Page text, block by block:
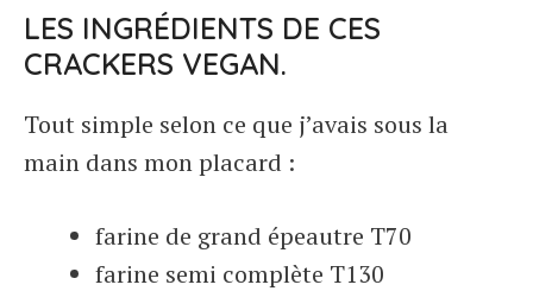
LES INGRÉDIENTS DE CES
CRACKERS VEGAN.
Tout simple selon ce que j’avais sous la
main dans mon placard :
farine de grand épeautre T70
farine semi complète T130